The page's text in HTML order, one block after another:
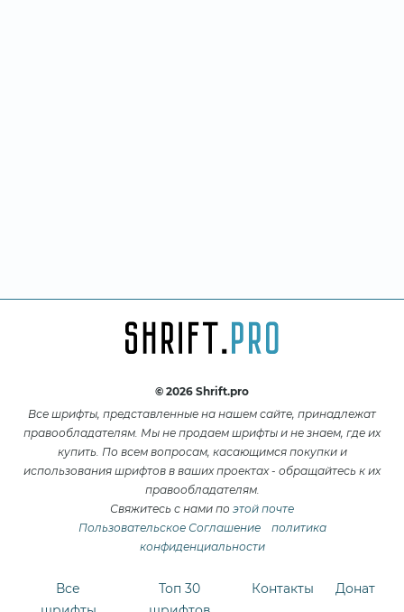
© 2026 Shrift.pro
Все шрифты, представленные на нашем сайте, принадлежат
правообладателям. Мы не продаем шрифты и не знаем, где их
купить. По всем вопросам, касающимся покупки и
использования шрифтов в ваших проектах - обращайтесь к их
правообладателям.
Свяжитесь с нами по этой почте
Пользовательское Соглашение
политика
конфиденциальности
Все
Топ 30
Контакты Донат